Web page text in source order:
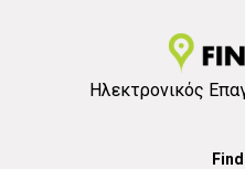
Ηλεκτρονικός